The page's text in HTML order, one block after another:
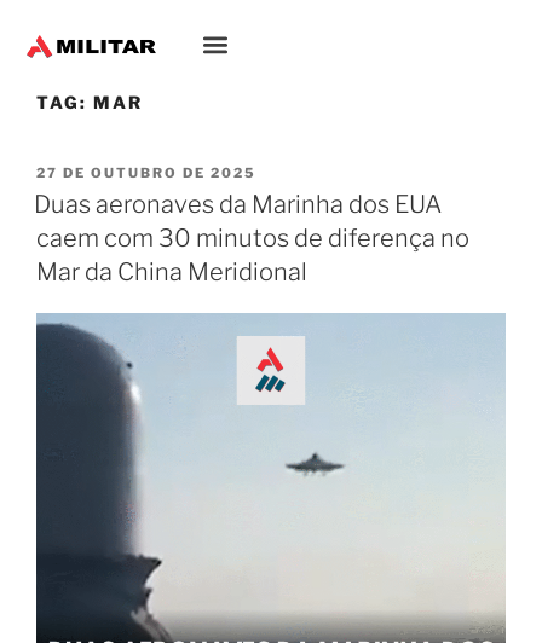
TAG: MAR
27 DE OUTUBRO DE 2025
Duas aeronaves da Marinha dos EUA
caem com 30 minutos de diferença no
Mar da China Meridional